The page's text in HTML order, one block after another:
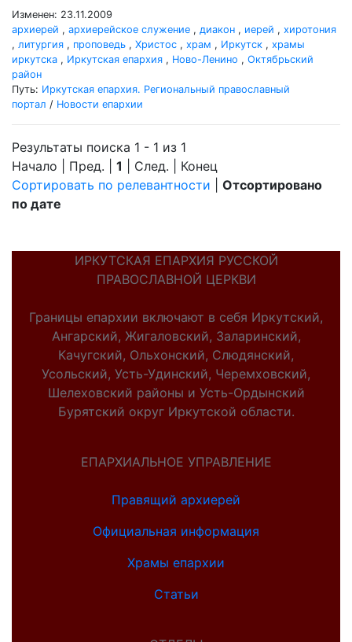
Изменен: 23.11.2009
архиерей , архиерейское служение , диакон , иерей , хиротония
, литургия , проповедь , Христос , храм , Иркутск , храмы
иркутска , Иркутская епархия , Ново-Ленино , Октябрьский
район
Путь: Иркутская епархия. Региональный православный
портал / Новости епархии
Результаты поиска 1 - 1 из 1
Начало | Пред. | 1 | След. | Конец
Сортировать по релевантности
Отсортировано
по дате
ИРКУТСКАЯ ЕПАРХИЯ РУССКОЙ
ПРАВОСЛАВНОЙ ЦЕРКВИ
Границы епархии включают в себя Иркутский,
Ангарский, Жигаловский, Заларинский,
Качугский, Ольхонский, Слюдянский,
Усольский, Усть-Удинский, Черемховский,
Шелеховский районы и Усть-Ордынский
Бурятский округ Иркутской области.
ЕПАРХИАЛЬНОЕ УПРАВЛЕНИЕ
Правящий архиерей
Официальная информация
Храмы епархии
Статьи